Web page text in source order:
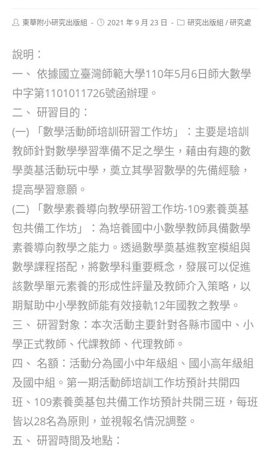
Post東華附小研究出版組
Post2021 年 9 月 23 日
Post研究出版組 /研究處
說明：
一、 依據國立臺灣師範大學110年5月6日師大數學
中字第1101011726號函辦理。
二、 研習目的：
(一) 「數學活動師培訓研習工作坊」：主要是培訓
教師針對數學學習準備不足之學生，藉由有趣的數
學奠基活動玩中學，奠立其學習數學的先備經驗，
提高學習意願。
(二) 「數學素養導向教學研習工作坊-109素養奠基
包共備工作坊」：為培養國中小數學教師具備數學
素養導向教學之能力。透過數學奠基進教室模組與
數學課程搭配，將數學科重要概念，發展可以促進
該數學單元素養的形成性評量及教師介入策略，以
期幫助中小學教師能有效接軌12年國教之教學。
三、 研習對象：本次活動主要針對各縣市國中、小
學正式教師、代課教師、代理教師。
四、 名額：活動分為國小中年級組、國小高年級組
及國中組。第一期活動師培訓工作坊預計共開四
班、109素養奠基包共備工作坊預計共開三班，每班
皆以28名為原則，並視報名情況調整。
五、 研習時間及地點：